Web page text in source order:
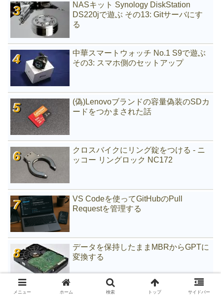
NASキット Synology DiskStation
DS220jで遊ぶ その13: Gitサーバにす
る
中華スマートウォッチ No.1 S9で遊ぶ
その3: スマホ側のセットアップ
(偽)Lenovoブランドの容量偽装のSDカ
ードをつかまされた話
クロスバイクにリング錠をつける - ニ
ッコー リングロック NC172
VS Codeを使ってGitHubのPull
Requestを管理する
データを保持したままMBRからGPTに
変換する
Xiaomi (Mijia) 電子温度・湿度計 Proを
メニュー ホーム 検索 トップ サイドバー